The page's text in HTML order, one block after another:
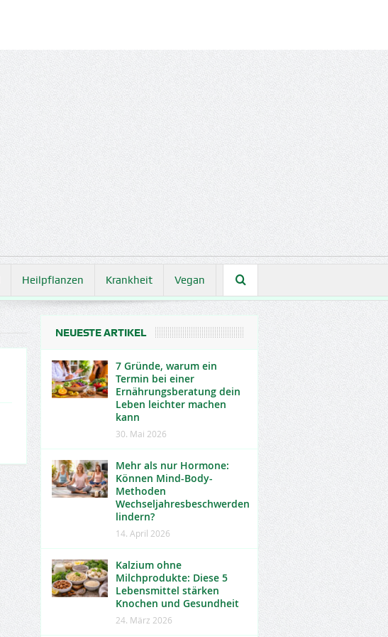
Heilpflanzen Krankheit Vegan
NEUESTE ARTIKEL
7 Gründe, warum ein
Termin bei einer
Ernährungsberatung dein
Leben leichter machen
kann
30. Mai 2026
Mehr als nur Hormone:
Können Mind-Body-
Methoden
Wechseljahresbeschwerden
lindern?
14. April 2026
Kalzium ohne
Milchprodukte: Diese 5
Lebensmittel stärken
Knochen und Gesundheit
24. März 2026